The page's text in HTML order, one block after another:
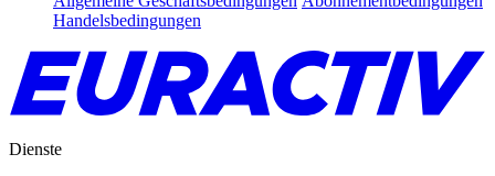
Handelsbedingungen
Dienste